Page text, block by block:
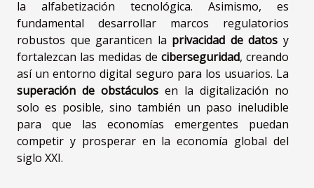
la alfabetización tecnológica. Asimismo, es
fundamental desarrollar marcos regulatorios
robustos que garanticen la privacidad de datos y
fortalezcan las medidas de ciberseguridad, creando
así un entorno digital seguro para los usuarios. La
superación de obstáculos en la digitalización no
solo es posible, sino también un paso ineludible
para que las economías emergentes puedan
competir y prosperar en la economía global del
siglo XXI.